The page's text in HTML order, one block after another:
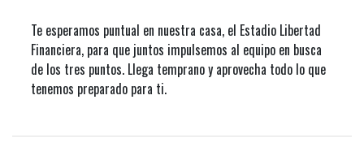
Te esperamos puntual en nuestra casa, el Estadio Libertad
Financiera, para que juntos impulsemos al equipo en busca
de los tres puntos. Llega temprano y aprovecha todo lo que
tenemos preparado para ti.